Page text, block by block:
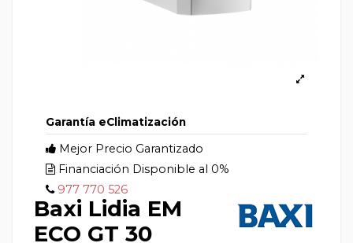
Garantía eClimatización
Mejor Precio Garantizado
Financiación Disponible al 0%
977 770 526
Baxi Lidia EM
ECO GT 30